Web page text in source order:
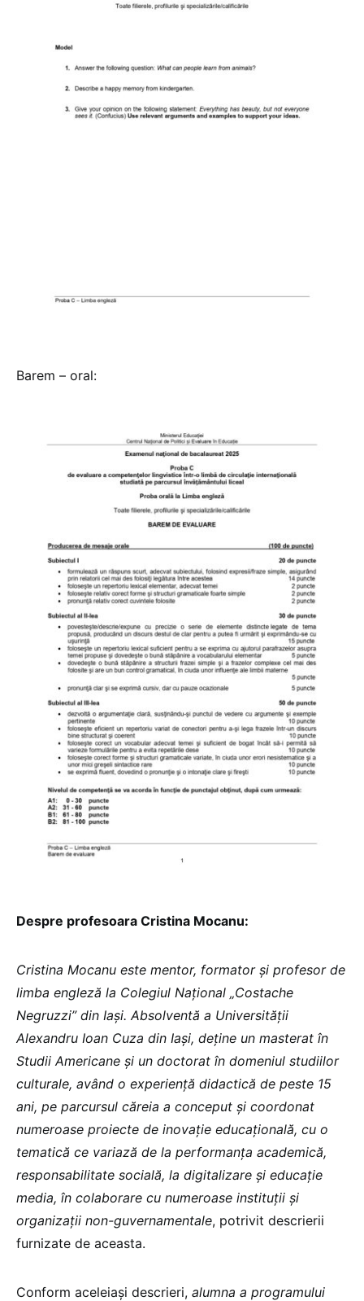
Barem – oral:
Despre profesoara Cristina Mocanu:
Cristina Mocanu este mentor, formator și profesor de
limba engleză la Colegiul Național „Costache
Negruzzi” din Iași. Absolventă a Universității
Alexandru Ioan Cuza din Iași, deține un masterat în
Studii Americane și un doctorat în domeniul studiilor
culturale, având o experiență didactică de peste 15
ani, pe parcursul căreia a conceput și coordonat
numeroase proiecte de inovație educațională, cu o
tematică ce variază de la performanța academică,
responsabilitate socială, la digitalizare și educație
media, în colaborare cu numeroase instituții și
organizații non-guvernamentale, potrivit descrierii
furnizate de aceasta.
Conform aceleiași descrieri, alumna a programului